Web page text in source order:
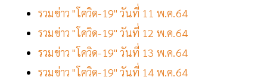
รวมข่าว "โควิด-19" วันที่ 11 พ.ค.64
รวมข่าว "โควิด-19" วันที่ 12 พ.ค.64
รวมข่าว "โควิด-19" วันที่ 13 พ.ค.64
รวมข่าว "โควิด-19" วันที่ 14 พ.ค.64